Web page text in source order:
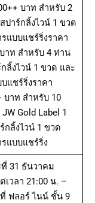
บาท สำหรับ 2
ปาร์กลิ้งไวน์ 1 ขวด
แบบแชร์ริ่งราคา
าท สำหรับ 4 ท่าน
ลิ้งไวน์ 1 ขวด และ
แชร์ริ่งราคา
บาท สำหรับ 10
Gold Label 1
กลิ้งไวน์ 1 ขวด
แบบแชร์ริ่ง
31 ธันวาคม
เวลา 21:00 น. –
ฟลอร์ ไนน์ ชั้น 9